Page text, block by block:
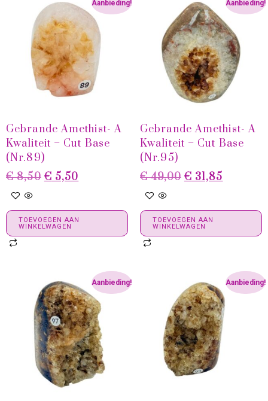
Aanbieding!
Gebrande Amethist- A
Kwaliteit – Cut Base
(Nr.89)
€8,50 € 5,50
TOEVOEGEN AAN
WINKELWAGEN
Aanbieding!
Gebrande Amethist- A
Kwaliteit – Cut Base
(Nr.95)
€49,00 € 31,85
TOEVOEGEN AAN
WINKELWAGEN
Aanbieding! Aanbieding!